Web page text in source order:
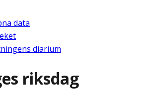
data
diarium
riksdag